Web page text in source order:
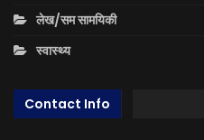
लेख/सम सामयिकी
स्वास्थ्य
Contact Info